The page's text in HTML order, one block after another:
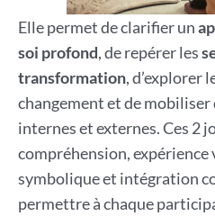
Elle permet de clarifier un
soi profond, de repérer les
transformation, d’explorer
changement et de mobiliser
internes et externes. Ces 2
compréhension, expérience
symbolique et intégration
permettre à chaque